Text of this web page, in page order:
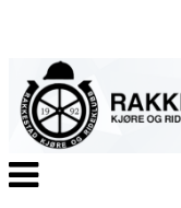
Veksle
navigasjon